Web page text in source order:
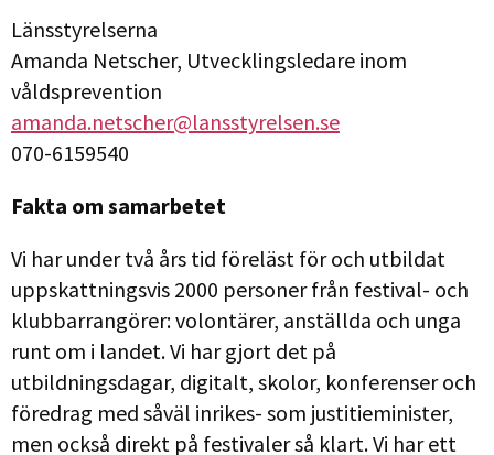
Länsstyrelserna
Amanda Netscher, Utvecklingsledare inom
våldsprevention
amanda.netscher@lansstyrelsen.se
070-6159540
Fakta om samarbetet
Vi har under två års tid föreläst för och utbildat
uppskattningsvis 2000 personer från festival- och
klubbarrangörer: volontärer, anställda och unga
runt om i landet. Vi har gjort det på
utbildningsdagar, digitalt, skolor, konferenser och
föredrag med såväl inrikes- som justitieminister,
men också direkt på festivaler så klart. Vi har ett